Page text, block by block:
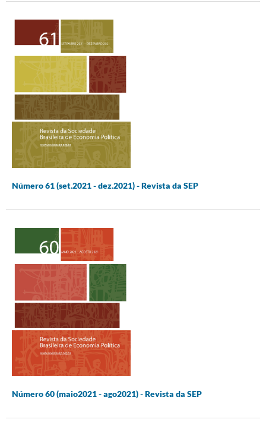
Número 61 (set.2021 - dez.2021) - Revista da SEP
Número 60 (maio2021 - ago2021) - Revista da SEP